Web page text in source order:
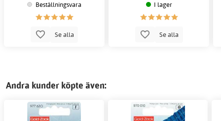
Beställningsvara
Se alla
I lager
Se alla
Andra kunder köpte även: